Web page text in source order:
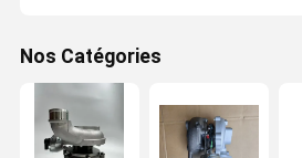
Ford Turbo remplacement
Audi Diesel Turbo
Great Wall Turbo
Nos Catégories